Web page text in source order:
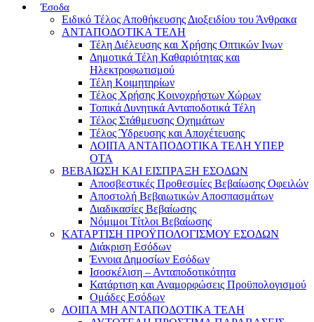
Έσοδα
Ειδικό Τέλος Αποθήκευσης Διοξειδίου του Άνθρακα
ΑΝΤΑΠΟΔΟΤΙΚΑ ΤΕΛΗ
Τέλη Διέλευσης και Χρήσης Οπτικών Ινων
Δημοτικά Τέλη Καθαριότητας και
Ηλεκτροφωτισμού
Τέλη Κοιμητηρίων
Τέλος Χρήσης Κοινοχρήστων Χώρων
Τοπικά Δυνητικά Ανταποδοτικά Τέλη
Τέλος Στάθμευσης Οχημάτων
Τέλος Ύδρευσης και Αποχέτευσης
ΛΟΙΠΑ ΑΝΤΑΠΟΔΟΤΙΚΑ ΤΕΛΗ ΥΠΕΡ
ΟΤΑ
ΒΕΒΑΙΩΣΗ ΚΑΙ ΕΙΣΠΡΑΞΗ ΕΣΟΔΩΝ
Αποσβεστικές Προθεσμίες Βεβαίωσης Οφειλών
Αποστολή Βεβαιωτικών Αποσπασμάτων
Διαδικασίες Βεβαίωσης
Νόμιμοι Τίτλοι Βεβαίωσης
ΚΑΤΑΡΤΙΣΗ ΠΡΟΫΠΟΛΟΓΙΣΜΟΥ ΕΣΟΔΩΝ
Διάκριση Εσόδων
Έννοια Δημοσίων Εσόδων
Ισοσκέλιση – Ανταποδοτικότητα
Κατάρτιση και Αναμορφώσεις Προϋπολογισμού
Ομάδες Εσόδων
ΛΟΙΠΑ ΜΗ ΑΝΤΑΠΟΔΟΤΙΚΑ ΤΕΛΗ